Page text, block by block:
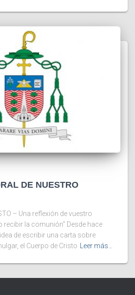
DE NUESTRO
– Una reflexión de vuestro
la comunión” Desde hace
de escribir una carta sobre
el Cuerpo de Cristo
Leer más…